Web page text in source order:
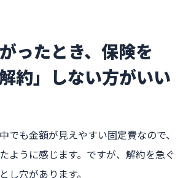
ったとき、保険を
解約」しない方がいい
でも金額が見えやすい固定費なので、
ように感じます。ですが、解約を急ぐ
し穴があります。